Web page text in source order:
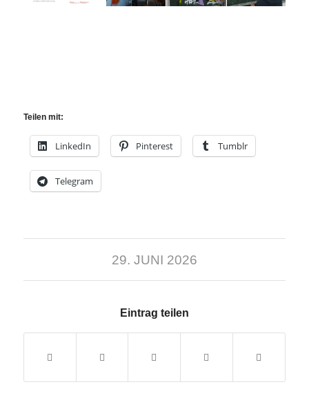
Teilen mit:
LinkedIn Pinterest Tumblr
Telegram
29. JUNI 2026
Eintrag teilen